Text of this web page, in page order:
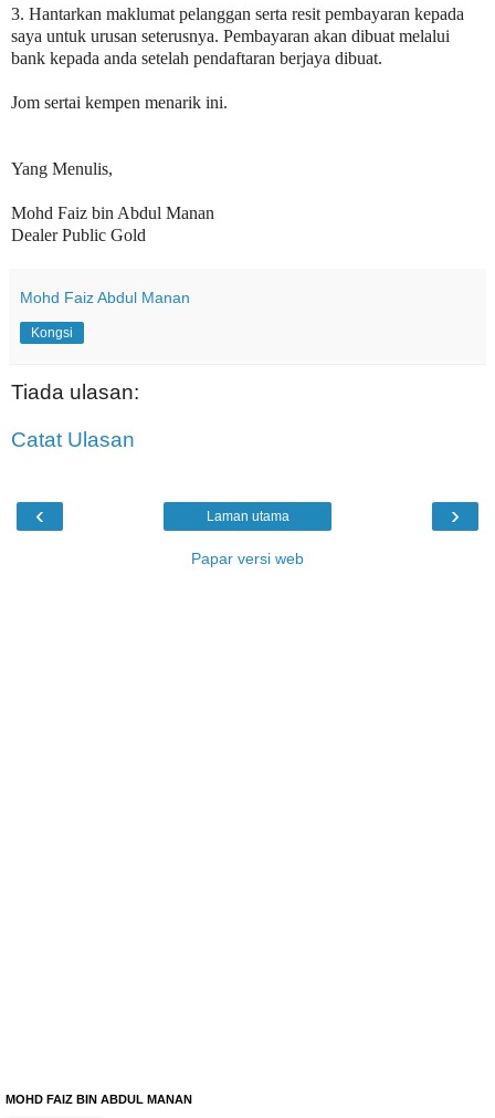
3. Hantarkan maklumat pelanggan serta resit pembayaran kepada
saya untuk urusan seterusnya. Pembayaran akan dibuat melalui
bank kepada anda setelah pendaftaran berjaya dibuat.
Jom sertai kempen menarik ini.
Yang Menulis,
Mohd Faiz bin Abdul Manan
Dealer Public Gold
Mohd Faiz Abdul Manan
Kongsi
Tiada ulasan:
Catat Ulasan
‹ ›
Laman utama
Papar versi web
MOHD FAIZ BIN ABDUL MANAN